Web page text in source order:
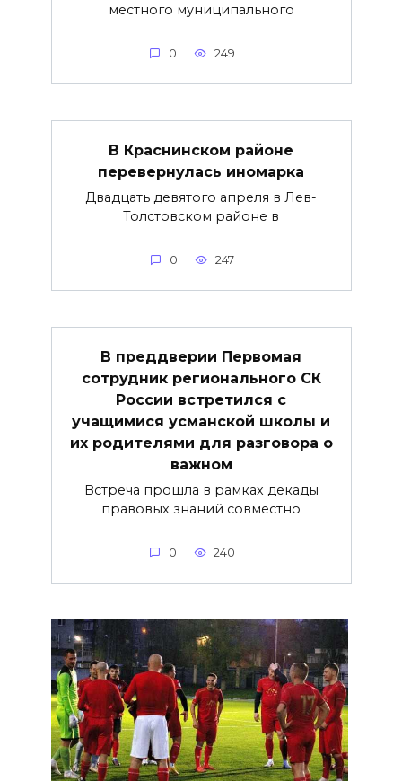
местного муниципального
0 249
В Краснинском районе
перевернулась иномарка
Двадцать девятого апреля в Лев-
Толстовском районе в
0 247
В преддверии Первомая
сотрудник регионального СК
России встретился с
учащимися усманской школы и
их родителями для разговора о
важнoм
Встреча прошла в рамках декады
правовых знаний совместно
0 240